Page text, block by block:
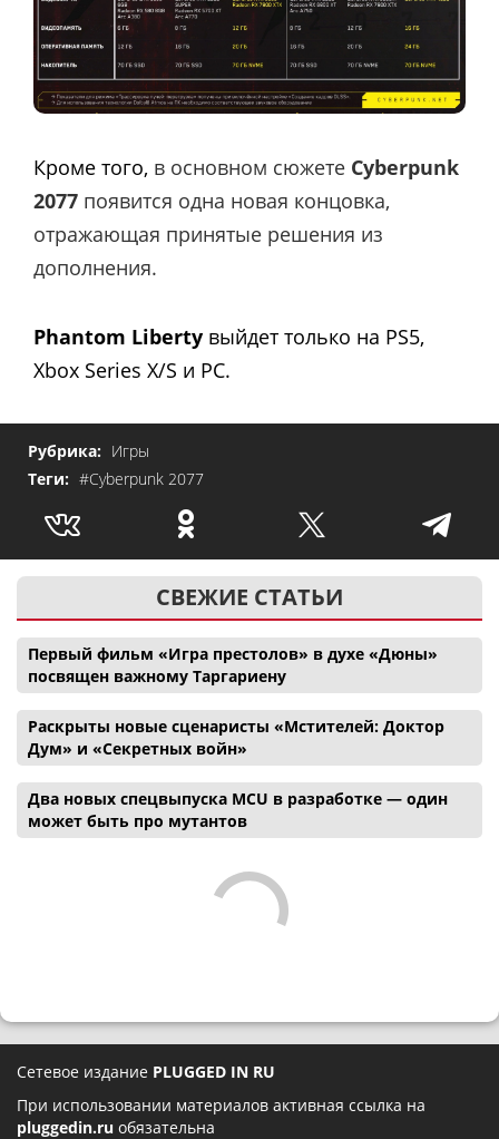
Кроме того, в основном сюжете Cyberpunk
2077 появится одна новая концовка,
отражающая принятые решения из
дополнения.
Phantom Liberty выйдет только на PS5,
Xbox Series X/S и PC.
Рубрика: Игры
Теги: #Cyberpunk 2077
СВЕЖИЕ СТАТЬИ
Первый фильм «Игра престолов» в духе «Дюны»
посвящен важному Таргариену
Раскрыты новые сценаристы «Мстителей: Доктор
Дум» и «Секретных войн»
Два новых спецвыпуска MCU в разработке — один
может быть про мутантов
Сетевое издание PLUGGED IN RU
При использовании материалов активная ссылка на
pluggedin.ru обязательна